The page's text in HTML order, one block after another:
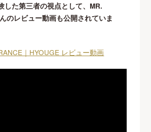
した第三者の視点として、MR.
のレビュー動画も公開されていま
｜HYOUGE レビュー動画